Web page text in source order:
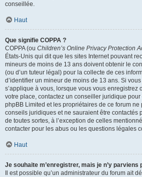
conseillée.
Haut
Que signifie COPPA ?
COPPA (ou Children’s Online Privacy Protection
États-Unis qui dit que les sites Internet pouvant
mineurs de moins de 13 ans doivent obtenir le
(ou d’un tuteur légal) pour la collecte de ces
d’identifier un mineur de moins de 13 ans. Si
s’applique à vous, lorsque vous vous enregistrez
votre place, contactez un conseiller juridique
phpBB Limited et les propriétaires de ce forum ne
conseils juridiques et ne sauraient être contactés
de toutes sortes, à l’exception de celles
contacter pour les abus ou les questions légales
Haut
Je souhaite m’enregistrer, mais je n’y parviens
Il est possible qu’un administrateur du forum ait